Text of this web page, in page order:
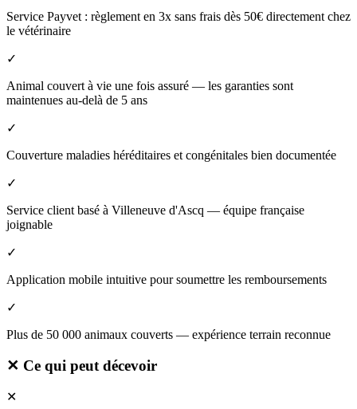
Service Payvet : règlement en 3x sans frais dès 50€ directement chez
le vétérinaire
✓
Animal couvert à vie une fois assuré — les garanties sont
maintenues au-delà de 5 ans
✓
Couverture maladies héréditaires et congénitales bien documentée
✓
Service client basé à Villeneuve d'Ascq — équipe française
joignable
✓
Application mobile intuitive pour soumettre les remboursements
✓
Plus de 50 000 animaux couverts — expérience terrain reconnue
✕ Ce qui peut décevoir
✕